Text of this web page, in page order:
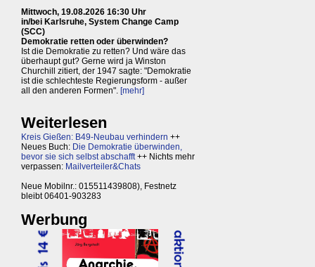
Mittwoch, 19.08.2026 16:30 Uhr
in/bei Karlsruhe, System Change Camp
(SCC)
Demokratie retten oder überwinden?
Ist die Demokratie zu retten? Und wäre das
überhaupt gut? Gerne wird ja Winston
Churchill zitiert, der 1947 sagte: "Demokratie
ist die schlechteste Regierungsform - außer
all den anderen Formen". [mehr]
Weiterlesen
Kreis Gießen: B49-Neubau verhindern ++
Neues Buch: Die Demokratie überwinden,
bevor sie sich selbst abschafft++ Nichts mehr
verpassen: Mailverteiler&Chats
Neue Mobilnr.: 015511439808), Festnetz
bleibt 06401-903283
Werbung